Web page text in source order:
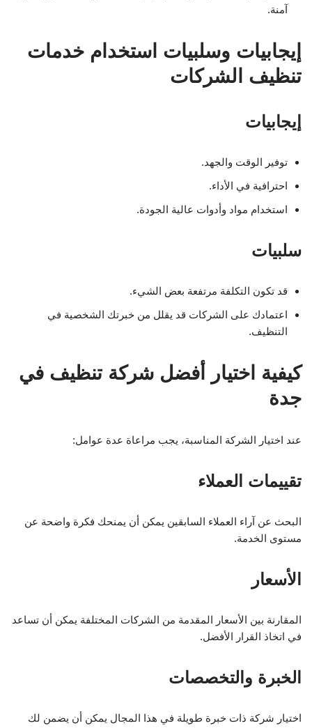
آمنة.
إيجابيات وسلبيات استخدام خدمات
تنظيف الشركات
إيجابيات
توفير الوقت والجهد.
احترافية في الأداء.
استخدام مواد وأدوات عالية الجودة.
سلبيات
قد تكون التكلفة مرتفعة بعض الشيء.
اعتمادك على الشركات قد يقلل من خبرتك الشخصية في
التنظيف.
كيفية اختيار أفضل شركة تنظيف في
جدة
عند اختيار الشركة المناسبة، يجب مراعاة عدة عوامل:
تقييمات العملاء
البحث عن آراء العملاء السابقين يمكن أن يمنحك فكرة واضحة عن
مستوى الخدمة.
الأسعار
المقارنة بين الأسعار المقدمة من الشركات المختلفة يمكن أن تساعد
في اتخاذ القرار الأفضل.
الخبرة والتخصصات
اختيار شركة ذات خبرة طويلة في هذا المجال يمكن أن يضمن لك